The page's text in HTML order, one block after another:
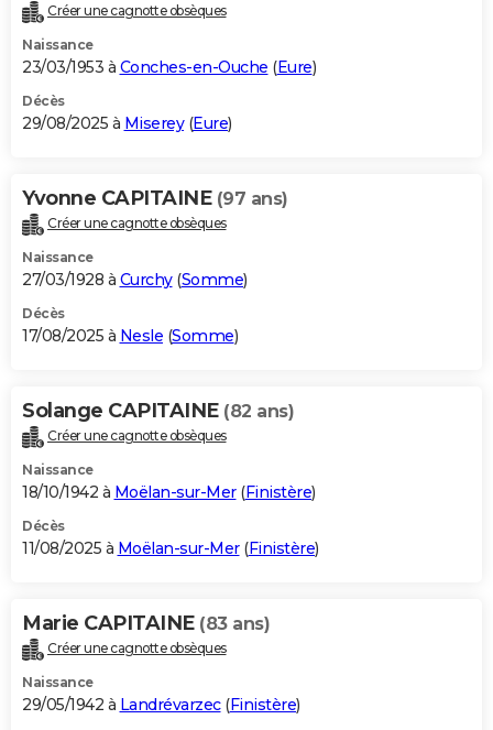
Créer une cagnotte obsèques
Naissance
23/03/1953 à Conches-en-Ouche (Eure)
Décès
29/08/2025 à Miserey(Eure)
Yvonne CAPITAINE (97 ans)
Créer une cagnotte obsèques
Naissance
27/03/1928 à Curchy(Somme)
Décès
17/08/2025 à Nesle (Somme)
Solange CAPITAINE (82 ans)
Créer une cagnotte obsèques
Naissance
18/10/1942 à Moëlan-sur-Mer(Finistère)
Décès
11/08/2025 à Moëlan-sur-Mer(Finistère)
Marie CAPITAINE (83 ans)
Créer une cagnotte obsèques
Naissance
29/05/1942 à Landrévarzec(Finistère)